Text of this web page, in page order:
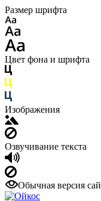
Размер шрифта
Цвет фона и шрифта
Изображения
Озвучивание текста
Обычная версия